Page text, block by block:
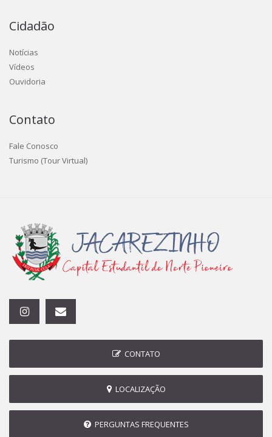
Cidadão
Notícias
Vídeos
Ouvidoria
Contato
Fale Conosco
Turismo (Tour Virtual)
CONTATO
LOCALIZAÇÃO
PERGUNTAS FREQUENTES